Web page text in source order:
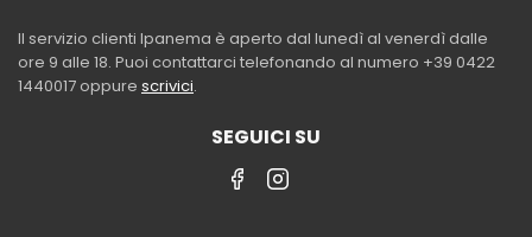
Il servizio clienti Ipanema è aperto dal lunedì al venerdì dalle
ore 9 alle 18. Puoi contattarci telefonando al numero +39 0422
1440017 oppure scrivici.
SEGUICI SU